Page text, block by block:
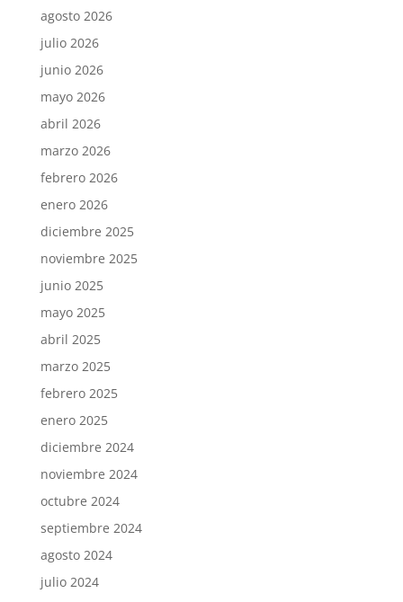
agosto 2026
julio 2026
junio 2026
mayo 2026
abril 2026
marzo 2026
febrero 2026
enero 2026
diciembre 2025
noviembre 2025
junio 2025
mayo 2025
abril 2025
marzo 2025
febrero 2025
enero 2025
diciembre 2024
noviembre 2024
octubre 2024
septiembre 2024
agosto 2024
julio 2024